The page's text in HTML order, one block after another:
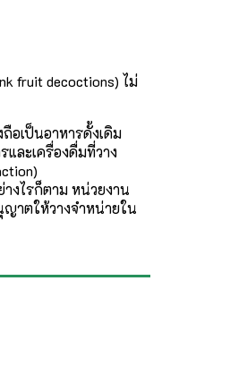
fruit decoctions) ไม่
อเป็นอาหารดั้งเดิม
ละเครื่องดื่มที่วาง
งไรก็ตาม หน่วยงาน
ญาตให้วางจำหน่ายใน